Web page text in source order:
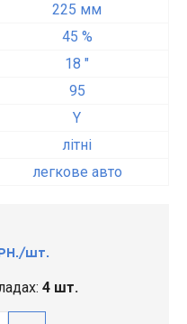
225 мм
45 %
18 "
95
Y
літні
легкове авто
шт.
4 шт.